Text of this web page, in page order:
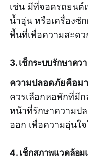
เช่น มีที่จอดรถยนต์
น้ำอุ่น หรือเครื่องซั
พื้นที่เพื่อความสะดว
3. เช็กระบบรักษาคว
ความปลอดภัยคือม
ควรเลือกหอพักที่มี
หน้าที่รักษาความป
ออก เพื่อความอุ่นใ
4. เช็กสภาพแวดล้อ